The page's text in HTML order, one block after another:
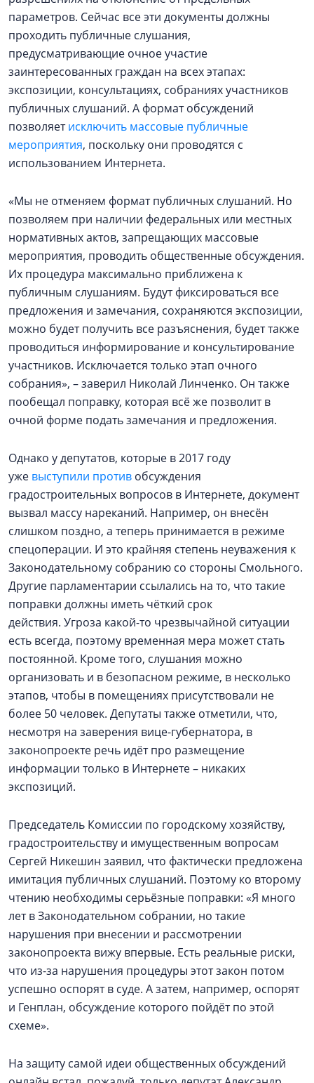
параметров. Сейчас все эти документы должны
проходить публичные слушания,
предусматривающие очное участие
заинтересованных граждан на всех этапах:
экспозиции, консультациях, собраниях участников
публичных слушаний. А формат обсуждений
позволяетисключить массовые публичные
мероприятия, поскольку они проводятся с
использованием Интернета.
«Мы не отменяем формат публичных слушаний. Но
позволяем при наличии федеральных или местных
нормативных актов, запрещающих массовые
мероприятия, проводить общественные обсуждения.
Их процедура максимально приближена к
публичным слушаниям. Будут фиксироваться все
предложения и замечания, сохраняются экспозиции,
можно будет получить все разъяснения, будет также
проводиться информирование и консультирование
участников. Исключается только этап очного
собрания», – заверил Николай Линченко. Он также
пообещал поправку, которая всё же позволит в
очной форме подать замечания и предложения.
Однако у депутатов, которые в 2017 году
уже выступили против обсуждения
градостроительных вопросов в Интернете, документ
вызвал массу нареканий. Например, он внесён
слишком поздно, а теперь принимается в режиме
спецоперации. И это крайняя степень неуважения к
Законодательному собранию со стороны Смольного.
Другие парламентарии ссылались на то, что такие
поправки должны иметь чёткий срок
действия. Угроза какой-то чрезвычайной ситуации
есть всегда, поэтому временная мера может стать
постоянной. Кроме того, слушания можно
организовать и в безопасном режиме, в несколько
этапов, чтобы в помещениях присутствовали не
более 50 человек. Депутаты также отметили, что,
несмотря на заверения вице-губернатора, в
законопроекте речь идёт про размещение
информации только в Интернете – никаких
экспозиций.
Председатель Комиссии по городскому хозяйству,
градостроительству и имущественным вопросам
Сергей Никешин заявил, что фактически предложена
имитация публичных слушаний. Поэтому ко второму
чтению необходимы серьёзные поправки: «Я много
лет в Законодательном собрании, но такие
нарушения при внесении и рассмотрении
законопроекта вижу впервые. Есть реальные риски,
что из-за нарушения процедуры этот закон потом
успешно оспорят в суде. А затем, например, оспорят
и Генплан, обсуждение которого пойдёт по этой
схеме».
На защиту самой идеи общественных обсуждений